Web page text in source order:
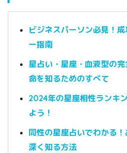
ビジネスパーソン必見！
ー指南
星占い・星座・血液型の
命を知るためのすべて
2024年の星座相性ランキ
よう！
同性の星座占いでわかる
深く知る方法